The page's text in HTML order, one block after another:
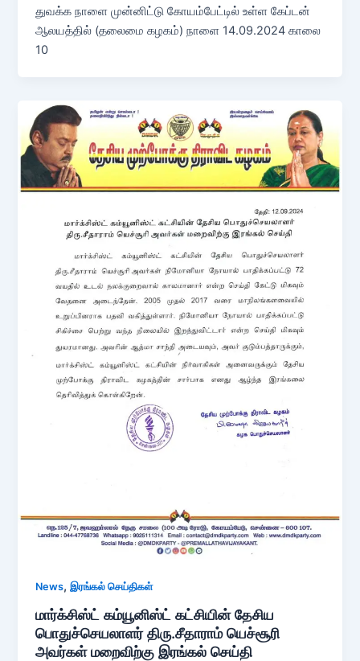
துவக்க நாளை முன்னிட்டு கோயம்பேட்டில் உள்ள கேப்டன்
ஆலயத்தில் (தலைமை கழகம்) நாளை 14.09.2024 காலை
10
News,இரங்கல் செய்திகள்
மார்க்சிஸ்ட் கம்யூனிஸ்ட் கட்சியின் தேசிய
பொதுச்செயலாளர் திரு.சீதாராம் யெச்சூரி
அவர்கள் மறைவிற்கு இரங்கல் செய்தி